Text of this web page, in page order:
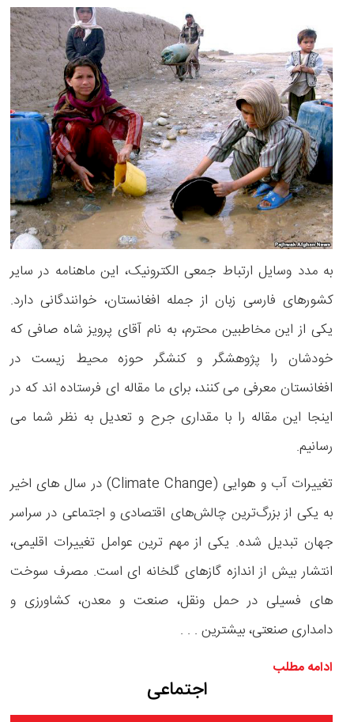
به مدد وسایل ارتباط جمعی الکترونیک، این ماهنامه در سایر
کشورهای فارسی زبان از جمله افغانستان، خوانندگانی دارد.
یکی از این مخاطبین محترم، به نام آقای پرویز شاه صافی که
خودشان را پژوهشگر و کنشگر حوزه محیط زیست در
افغانستان معرفی می کنند، برای ما مقاله ای فرستاده اند که در
اینجا این مقاله را با مقداری جرح و تعدیل به نظر شما می
رسانیم.
تغییرات آب و هوایی (Climate Change) در سال های اخیر
به یکی از بزرگ‌ترین چالش‌های اقتصادی و اجتماعی در سراسر
جهان تبدیل شده. یکی از مهم ترین عوامل تغییرات اقلیمی،
انتشار بیش از اندازه گازهای گلخانه ای است. مصرف سوخت
های فسیلی در حمل ونقل، صنعت و معدن، کشاورزی و
دامداری صنعتی، بیشترین . . .
ادامه مطلب
اجتماعی